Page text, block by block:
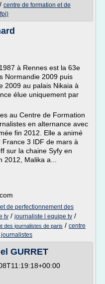
centre de formation et de
à Rennes est la 63e
Normandie 2009 puis
2009 au palais Nikaia à
élue uniquement par
au Centre de Formation
en alternance avec
fin 2012. Elle a animé
3 IDF de mars à
sur la chaine Syfy en
Malika a...
de perfectionnement des
tv / journaliste l equipe tv /
des journalistes de paris / centre
GURRET